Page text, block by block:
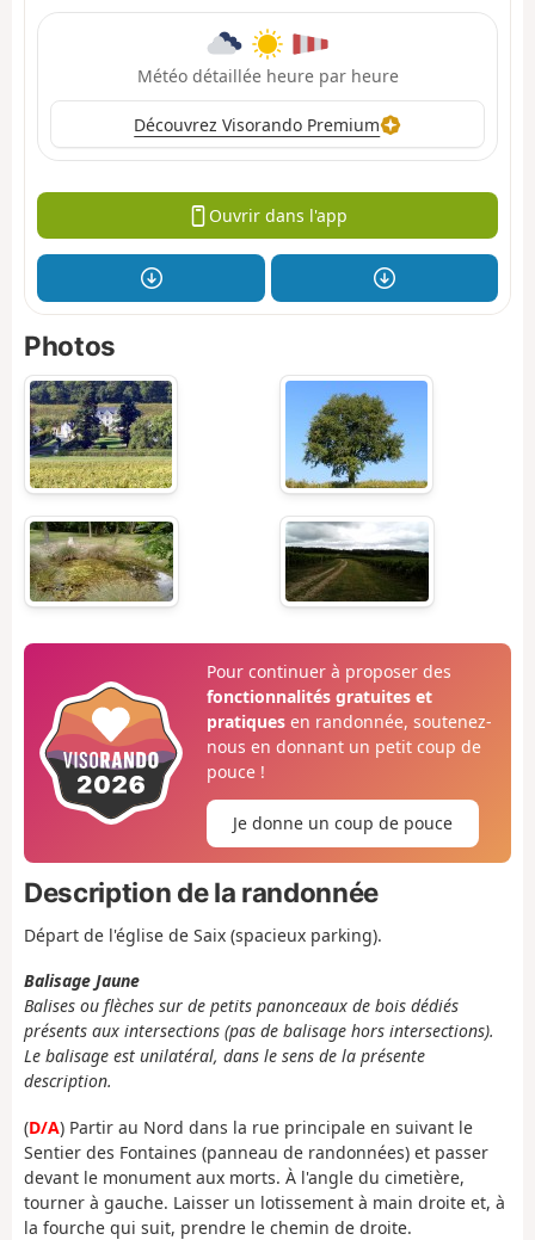
Météo détaillée heure par heure
Découvrez Visorando Premium
Ouvrir dans l'app
Photos
Pour continuer à proposer des
fonctionnalités gratuites et
pratiquesen randonnée, soutenez-
nous en donnant un petit coup de
pouce !
Je donne un coup de pouce
Description de la randonnée
Départ de l'église de Saix (spacieux parking).
Balisage Jaune
Balises ou flèches sur de petits panonceaux de bois dédiés
présents aux intersections (pas de balisage hors intersections).
Le balisage est unilatéral, dans le sens de la présente
description.
(D/A) Partir au Nord dans la rue principale en suivant le
Sentier des Fontaines (panneau de randonnées) et passer
devant le monument aux morts. À l'angle du cimetière,
tourner à gauche. Laisser un lotissement à main droite et, à
la fourche qui suit, prendre le chemin de droite.